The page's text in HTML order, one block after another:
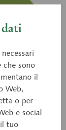
che sono
il
Web,
o per
e social
tuo